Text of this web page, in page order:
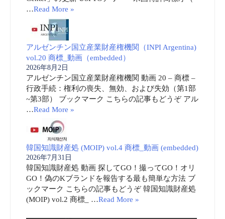
…Read More »
アルゼンチン国立産業財産権機関（INPI Argentina)
vol.20 商標_動画（embedded）
2026年8月2日
アルゼンチン国立産業財産権機関 動画 20 – 商標 –
行政手続：権利の喪失、無効、および失効（第1部
~第3部） ブックマーク こちらの記事もどうぞ アル
…Read More »
韓国知識財産処 (MOIP) vol.4 商標_動画 (embedded)
2026年7月31日
韓国知識財産処 動画 探してGO！撮ってGO！オリ
GO！偽のKブランドを報告する最も簡単な方法 ブ
ックマーク こちらの記事もどうぞ 韓国知識財産処
(MOIP) vol.2 商標_ …Read More »